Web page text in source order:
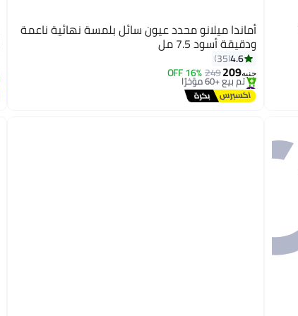
أماندا ميلانو محدد عيون سائل بلمسة نهائية ناعمة
ودقيقة أسود 7.5 مل
4.6
35
جنيه209
249
16% OFF
#19 في محدد العيون
توصيل مجاني
تم بيع +60 مؤخرًا